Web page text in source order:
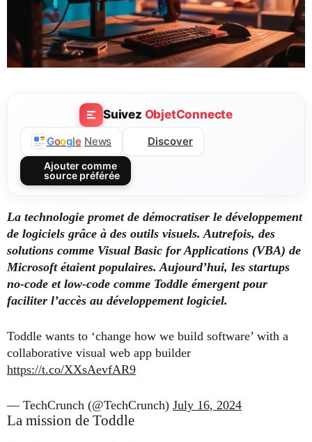
Suivez ObjetConnecte
Google News Discover
Ajouter comme
source préférée
La technologie promet de démocratiser le développement
de logiciels grâce à des outils visuels. Autrefois, des
solutions comme Visual Basic for Applications (VBA) de
Microsoft étaient populaires. Aujourd’hui, les startups
no-code et low-code comme Toddle émergent pour
faciliter l’accès au développement logiciel.
Toddle wants to ‘change how we build software’ with a
collaborative visual web app builder
https://t.co/XXsAevfAR9
— TechCrunch (@TechCrunch) July 16, 2024
La mission de Toddle